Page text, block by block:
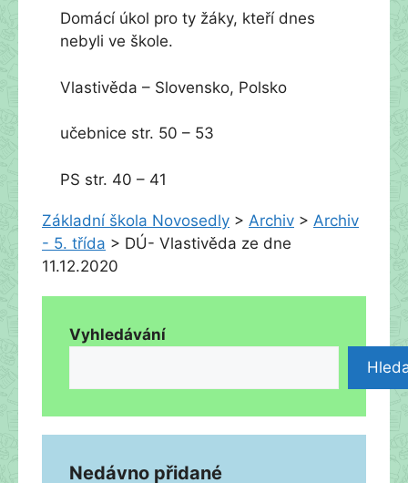
Domácí úkol pro ty žáky, kteří dnes
nebyli ve škole.
Vlastivěda – Slovensko, Polsko
učebnice str. 50 – 53
PS str. 40 – 41
Základní škola Novosedly > Archiv > Archiv
- 5. třída > DÚ- Vlastivěda ze dne
11.12.2020
Vyhledávání
Nedávno přidané